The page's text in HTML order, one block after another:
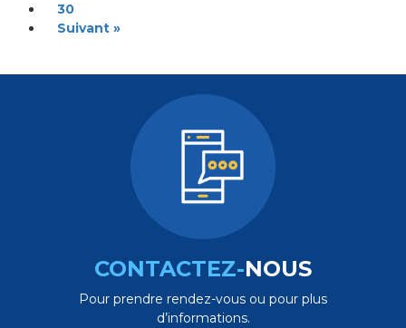
30
Suivant »
CONTACTEZ-NOUS
Pour prendre rendez-vous ou pour plus
d’informations.